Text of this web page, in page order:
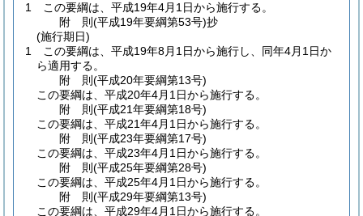
1
この要綱は、平成19年4月1日から施行する。
附 則(平成19年要綱第53号)抄
(施行期日)
1
この要綱は、平成19年8月1日から施行し、同年4月1日か
ら適用する。
附 則(平成20年要綱第13号)
この要綱は、平成20年4月1日から施行する。
附 則(平成21年要綱第18号)
この要綱は、平成21年4月1日から施行する。
附 則(平成23年要綱第17号)
この要綱は、平成23年4月1日から施行する。
附 則(平成25年要綱第28号)
この要綱は、平成25年4月1日から施行する。
附 則(平成29年要綱第13号)
この要綱は、平成29年4月1日から施行する。